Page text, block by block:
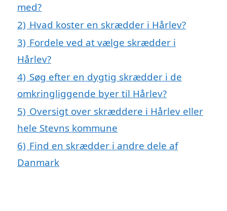
med?
2) Hvad koster en skrædder i Hårlev?
3) Fordele ved at vælge skrædder i
Hårlev?
4) Søg efter en dygtig skrædder i de
omkringliggende byer til Hårlev?
5) Oversigt over skræddere i Hårlev eller
hele Stevns kommune
6) Find en skrædder i andre dele af
Danmark